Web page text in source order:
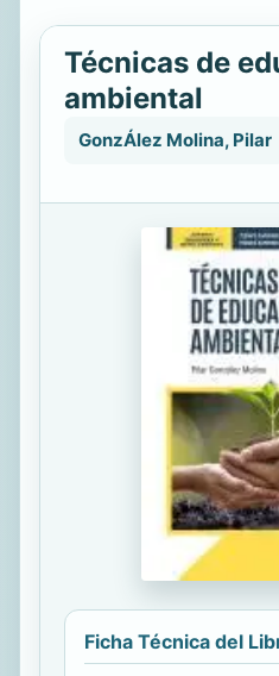
Técnicas de
ambiental
GonzÁlez Molina, Pilar
Ficha Técnica del